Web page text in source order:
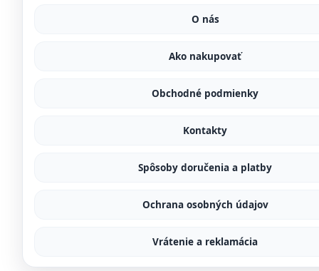
O nás
Ako nakupovať
Obchodné podmienky
Kontakty
Spôsoby doručenia a platby
Ochrana osobných údajov
Vrátenie a reklamácia